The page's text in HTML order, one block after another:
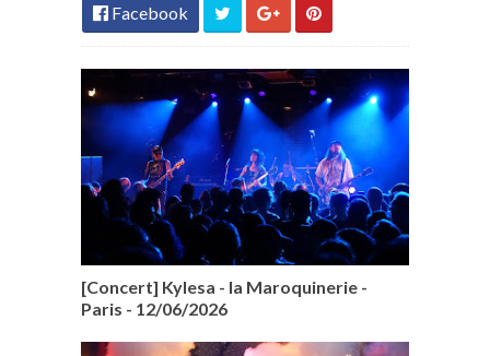
Facebook
[Concert] Kylesa - la Maroquinerie -
Paris - 12/06/2026